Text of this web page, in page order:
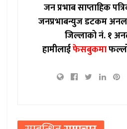
जन प्रभाब साप्ताहिक
जनप्रभाबन्युज डटकम
जिल्लाको नं. १
हामीलाईफेसबुकमा